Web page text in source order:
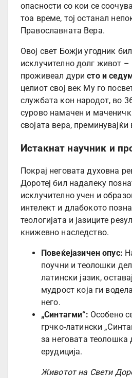
опасности со кои се
тоа време, тој останал
Православната Вера.
Овој свет Божји угодник
исклучително долг живот –
проживеал дуристо и
целиот свој век Му го
службата кон народот, во
сурово намачен и
својата вера,
Истакнат научник и
Покрај неговата духовна
Доротеј бил надалеку
исклучително учен и
интелект и длабокото
теологијата и јазиците
книжевно наследство.
Повеќејазичен опус:
поучни и теолошки
латински јазик,
мудрост која ги
него.
„Синтагми“: Особено
грчко-латински
за неговата теолошка
ерудиција.
Животот на Свети